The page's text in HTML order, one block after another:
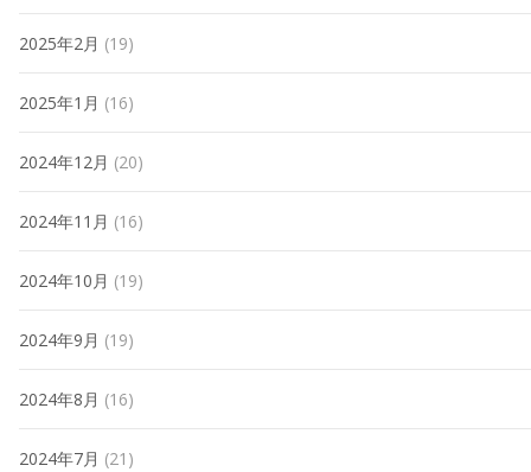
2025年2月 (19)
2025年1月 (16)
2024年12月 (20)
2024年11月 (16)
2024年10月 (19)
2024年9月 (19)
2024年8月 (16)
2024年7月 (21)